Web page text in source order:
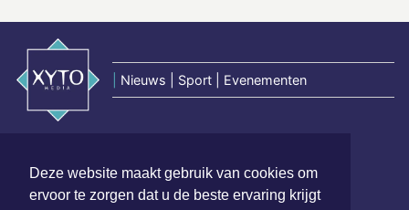
Deze website maakt gebruik van cookies om
ervoor te zorgen dat u de beste ervaring krijgt
Nieuws | Sport | Evenementen
van Benthuizenlaan 1
1701 BZ Heerhugowaard